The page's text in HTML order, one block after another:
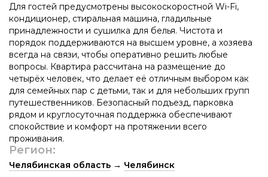
Для гостей предусмотрены высокоскоростной Wi-Fi,
кондиционер, стиральная машина, гладильные
принадлежности и сушилка для белья. Чистота и
порядок поддерживаются на высшем уровне, а хозяева
всегда на связи, чтобы оперативно решить любые
вопросы. Квартира рассчитана на размещение до
четырёх человек, что делает её отличным выбором как
для семейных пар с детьми, так и для небольших групп
путешественников. Безопасный подъезд, парковка
рядом и круглосуточная поддержка обеспечивают
спокойствие и комфорт на протяжении всего
проживания.
Регион:
Челябинская область → Челябинск